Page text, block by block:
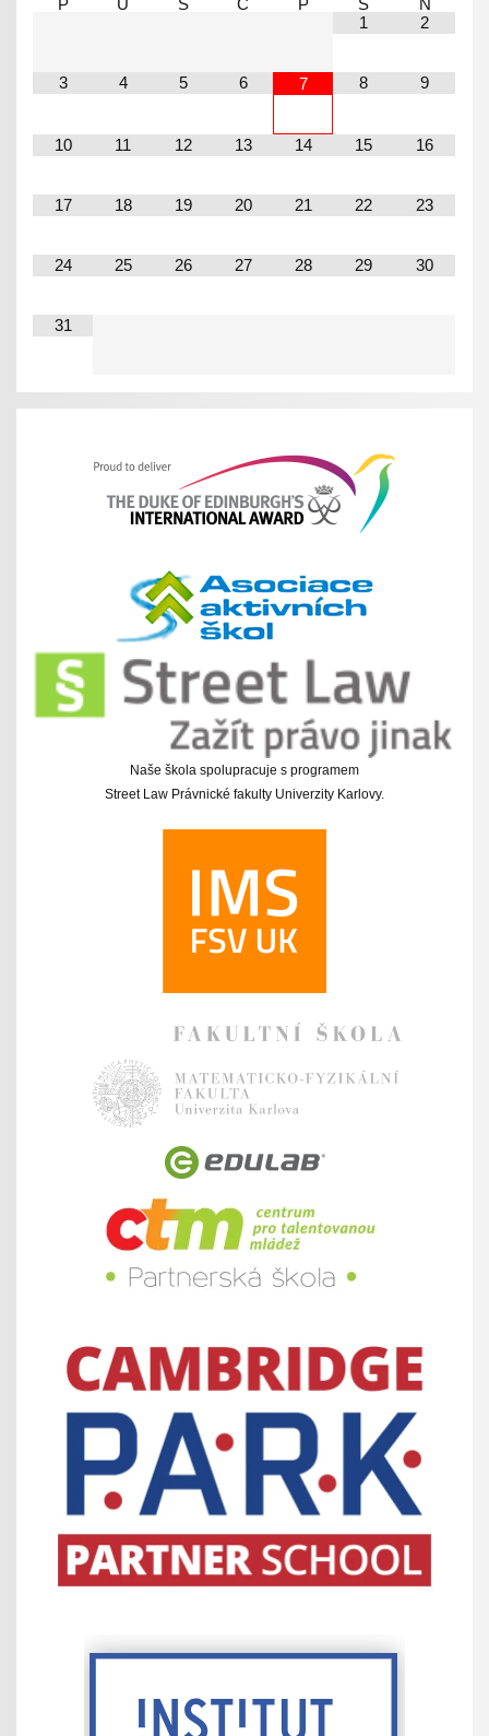
P Ú S Č P S
N
1
2
3 4 5 6 7 8 9
10 11 12 13 14 15 16
17 18 19 20 21 22 23
24 25 26 27 28 29 30
31
Naše škola spolupracuje s programem
Street Law Právnické fakulty Univerzity Karlovy.